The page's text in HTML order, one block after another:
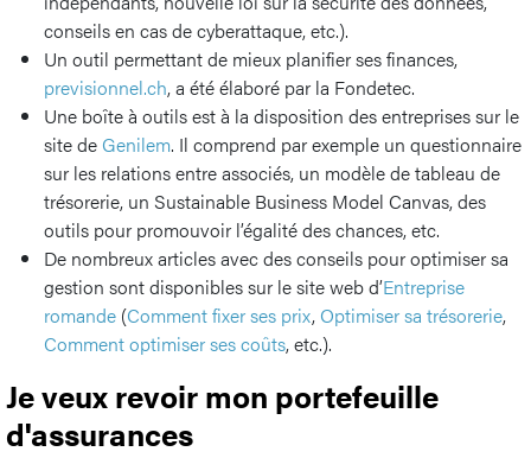
conseils en cas de cyberattaque, etc.).
Un outil permettant de mieux planifier ses finances,
previsionnel.ch, a été élaboré par la Fondetec.
Une boîte à outils est à la disposition des entreprises sur le
site de Genilem. Il comprend par exemple un questionnaire
sur les relations entre associés, un modèle de tableau de
trésorerie, un Sustainable Business Model Canvas, des
outils pour promouvoir l’égalité des chances, etc.
De nombreux articles avec des conseils pour optimiser sa
gestion sont disponibles sur le site web d’Entreprise
romande (Comment fixer ses prix, Optimiser sa trésorerie,
Comment optimiser ses coûts, etc.).
Je veux revoir mon portefeuille
d'assurances